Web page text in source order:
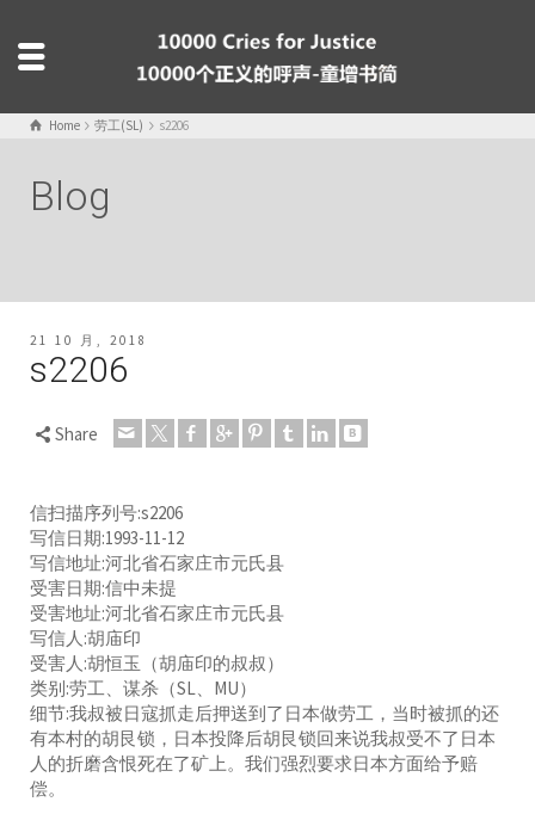
Home 劳工(SL) s2206
Blog
21 10 月, 2018
s2206
Share
信扫描序列号:s2206
写信日期:1993-11-12
写信地址:河北省石家庄市元氏县
受害日期:信中未提
受害地址:河北省石家庄市元氏县
写信人:胡庙印
受害人:胡恒玉（胡庙印的叔叔）
类别:劳工、谋杀（SL、MU）
细节:我叔被日寇抓走后押送到了日本做劳工，当时被抓的还
有本村的胡艮锁，日本投降后胡艮锁回来说我叔受不了日本
人的折磨含恨死在了矿上。我们强烈要求日本方面给予赔
偿。